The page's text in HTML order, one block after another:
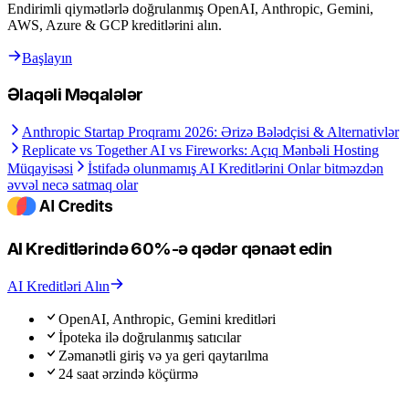
Endirimli qiymətlərlə doğrulanmış OpenAI, Anthropic, Gemini,
AWS, Azure & GCP kreditlərini alın.
Başlayın
Əlaqəli Məqalələr
Anthropic Startap Proqramı 2026: Ərizə Bələdçisi & Alternativlər
Replicate vs Together AI vs Fireworks: Açıq Mənbəli Hosting
Müqayisəsi
İstifadə olunmamış AI Kreditlərini Onlar bitməzdən
əvvəl necə satmaq olar
AI Kreditlərində 60%-ə qədər qənaət edin
AI Kreditləri Alın
OpenAI, Anthropic, Gemini kreditləri
İpoteka ilə doğrulanmış satıcılar
Zəmanətli giriş və ya geri qaytarılma
24 saat ərzində köçürmə